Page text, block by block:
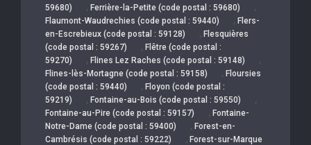
59680)
, Ferrière-la-Petite (code postal : 59680) ,
Flaumont-Waudrechies (code postal : 59440) , Flers-
en-Escrebieux (code postal : 59128)
, Flesquières
(code postal : 59267)
, Flêtre (code postal :
59270)
, Flines Lez Raches (code postal : 59148) ,
Flines-lès-Mortagne (code postal : 59158) , Floursies
(code postal : 59440)
, Floyon (code postal :
59219)
, Fontaine-au-Bois (code postal : 59550) ,
Fontaine-au-Pire (code postal : 59157) , Fontaine-
Notre-Dame (code postal : 59400)
, Forest-en-
Cambrésis (code postal : 59222)
, Forest-sur-Marque